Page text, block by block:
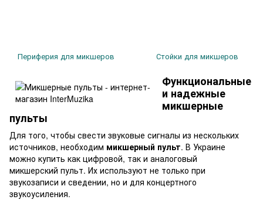
Функциональные
и надежные
микшерные
пульты
Для того, чтобы свести звуковые сигналы из нескольких
источников, необходим микшерный пульт. В Украине
можно купить как цифровой, так и аналоговый
микшерский пульт. Их используют не только при
звукозаписи и сведении, но и для концертного
звукоусиления.
Периферия для микшеров Стойки для микшеров